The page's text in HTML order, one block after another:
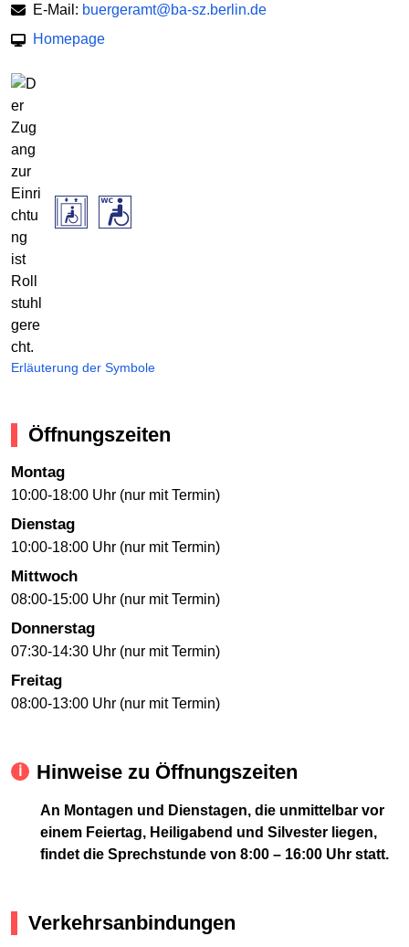
E-Mail: buergeramt@ba-sz.berlin.de
Homepage
Erläuterung der Symbole
Öffnungszeiten
Montag
10:00-18:00 Uhr (nur mit Termin)
Dienstag
10:00-18:00 Uhr (nur mit Termin)
Mittwoch
08:00-15:00 Uhr (nur mit Termin)
Donnerstag
07:30-14:30 Uhr (nur mit Termin)
Freitag
08:00-13:00 Uhr (nur mit Termin)
Hinweise zu Öffnungszeiten
An Montagen und Dienstagen, die unmittelbar vor
einem Feiertag, Heiligabend und Silvester liegen,
findet die Sprechstunde von 8:00 – 16:00 Uhr statt.
Verkehrsanbindungen